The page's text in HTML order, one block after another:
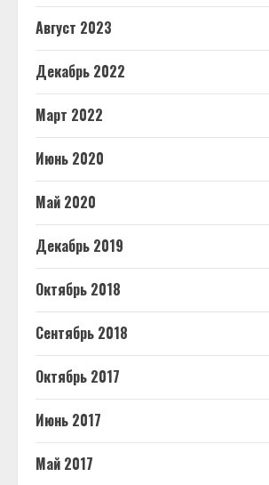
Август 2023
Декабрь 2022
Март 2022
Июнь 2020
Май 2020
Декабрь 2019
Октябрь 2018
Сентябрь 2018
Октябрь 2017
Июнь 2017
Май 2017